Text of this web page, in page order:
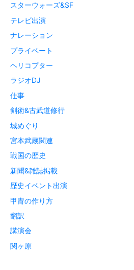
スターウォーズ&SF
テレビ出演
ナレーション
プライベート
ヘリコプター
ラジオDJ
仕事
剣術&古武道修行
城めぐり
宮本武蔵関連
戦国の歴史
新聞&雑誌掲載
歴史イベント出演
甲冑の作り方
翻訳
講演会
関ヶ原